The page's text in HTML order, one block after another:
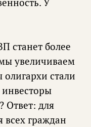
станет более
увеличиваем
стали
Ответ: для
всех граждан